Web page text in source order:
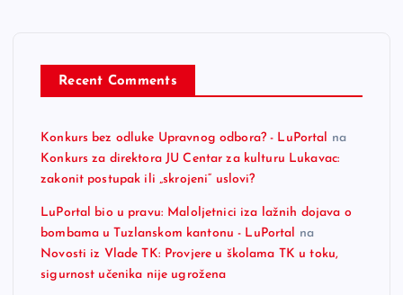
Recent Comments
Konkurs bez odluke Upravnog odbora? - LuPortal
na
Konkurs za direktora JU Centar za kulturu Lukavac:
zakonit postupak ili „skrojeni“ uslovi?
LuPortal bio u pravu: Maloljetnici iza lažnih dojava o
bombama u Tuzlanskom kantonu - LuPortal na
Novosti iz Vlade TK: Provjere u školama TK u toku,
sigurnost učenika nije ugrožena